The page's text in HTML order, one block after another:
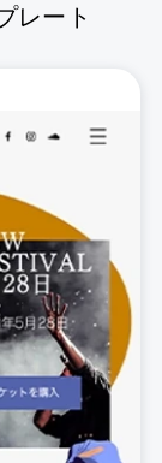
レート